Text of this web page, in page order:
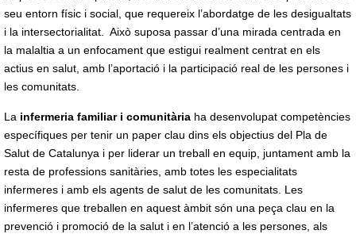
seu entorn físic i social, que requereix l’abordatge de les desigualtats
i la intersectorialitat. Això suposa passar d’una mirada centrada en
la malaltia a un enfocament que estigui realment centrat en els
actius en salut, amb l’aportació i la participació real de les persones i
les comunitats.
La infermeria familiar i comunitària ha desenvolupat competències
específiques per tenir un paper clau dins els objectius del Pla de
Salut de Catalunya i per liderar un treball en equip, juntament amb la
resta de professions sanitàries, amb totes les especialitats
infermeres i amb els agents de salut de les comunitats. Les
infermeres que treballen en aquest àmbit són una peça clau en la
prevenció i promoció de la salut i en l’atenció a les persones, als